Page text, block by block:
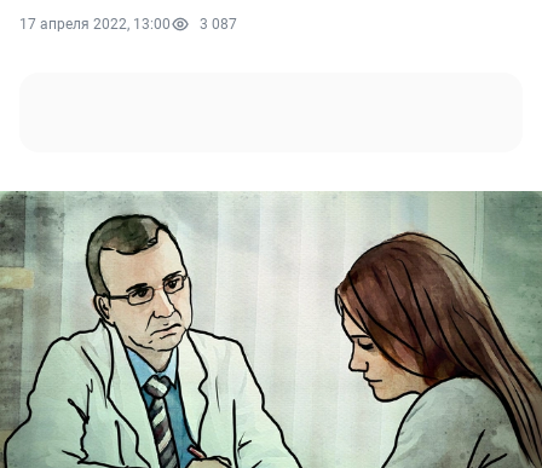
17 апреля 2022, 13:00 3 087